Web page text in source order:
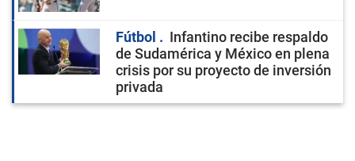
Fútbol
Infantino recibe respaldo
de Sudamérica y México en plena
crisis por su proyecto de inversión
privada